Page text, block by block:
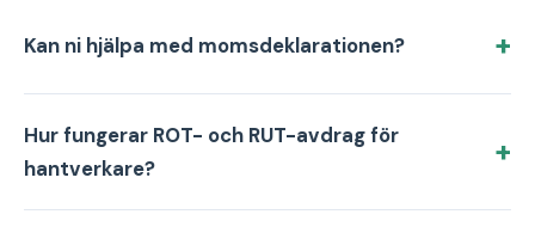
Kan ni hjälpa med momsdeklarationen?
Hur fungerar ROT- och RUT-avdrag för
hantverkare?